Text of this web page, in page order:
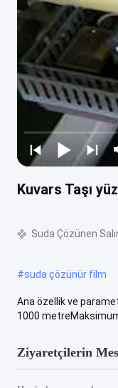
Kuvars Taşı
Suda Çözünen
#suda çözünür film
Ana özellik ve
1000 metreMaksimum
Ziyaretçilerin